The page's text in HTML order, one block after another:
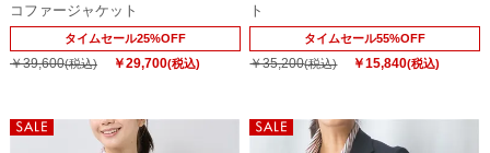
コファージャケット
タイムセール25%OFF
￥39,600(税込) ￥29,700(税込)
ト
タイムセール55%OFF
￥35,200(税込) ￥15,840(税込)